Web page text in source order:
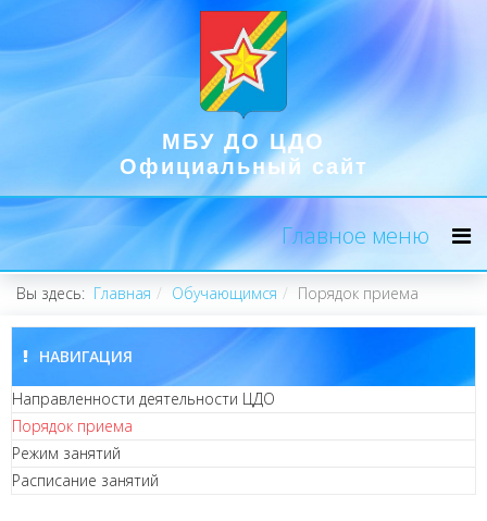
МБУ ДО ЦДО
Официальный сайт
Главное меню
Вы здесь: Главная Обучающимся Порядок приема
НАВИГАЦИЯ
Направленности деятельности ЦДО
Порядок приема
Режим занятий
Расписание занятий